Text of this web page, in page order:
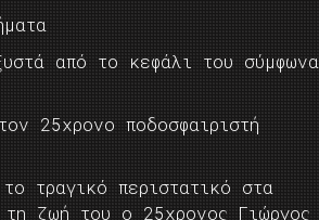
από το κεφάλι του σύμφωνα
25χρονο ποδοσφαιριστή
τραγικό περιστατικό στα
ζωή του ο 25χρονος Γιώργος